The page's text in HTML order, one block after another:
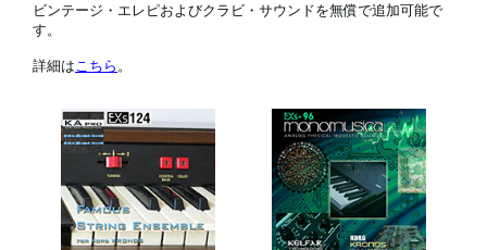
Social Media
About KORG
ビンテージ・エレピおよびクラビ・サウンドを無償で追加可能で
す。
詳細はこちら 。